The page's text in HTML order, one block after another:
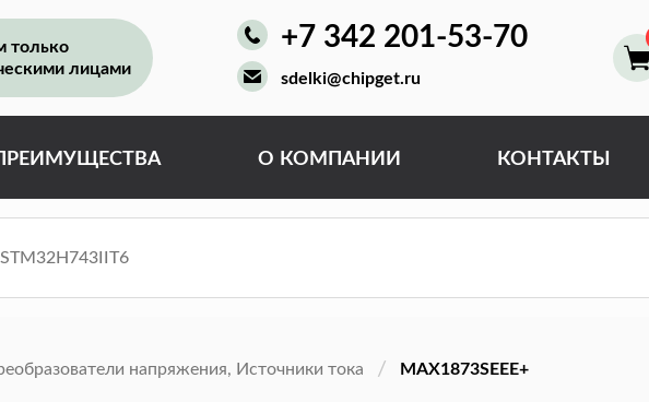
только
лицами
+7 342 201-53-70
sdelki@chipget.ru
О КОМПАНИИ КОНТАКТЫ
напряжения, Источники тока MAX1873SEEE+